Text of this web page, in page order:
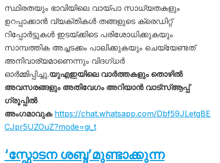
സ്ഥിരതയും ഭാവിയിലെ വായ്പാ സാധ്യതകളും
ഉറപ്പാക്കാൻ വ്യക്തികൾ തങ്ങളുടെ ക്രെഡിറ്റ്
റിപ്പോർട്ടുകൾ ഇടയ്ക്കിടെ പരിശോധിക്കുകയും
സാമ്പത്തിക അച്ചടക്കം പാലിക്കുകയും ചെയ്യേണ്ടത്
അനിവാര്യമാണെന്നും വിദഗ്ധർ
ഓർമ്മിപ്പിച്ചു.യുഎഇയിലെ വാർത്തകളും തൊഴിൽ
അവസരങ്ങളും അതിവേഗം അറിയാൻ വാട്സ്ആപ്പ്
ഗ്രൂപ്പിൽ
അംഗമാവുക https://chat.whatsapp.com/Dbf59JLetgBE
CJpr5UZOuZ?mode=gi_t
‘സ്ഫോടന ശബ്ദ’മുണ്ടാക്കുന്ന